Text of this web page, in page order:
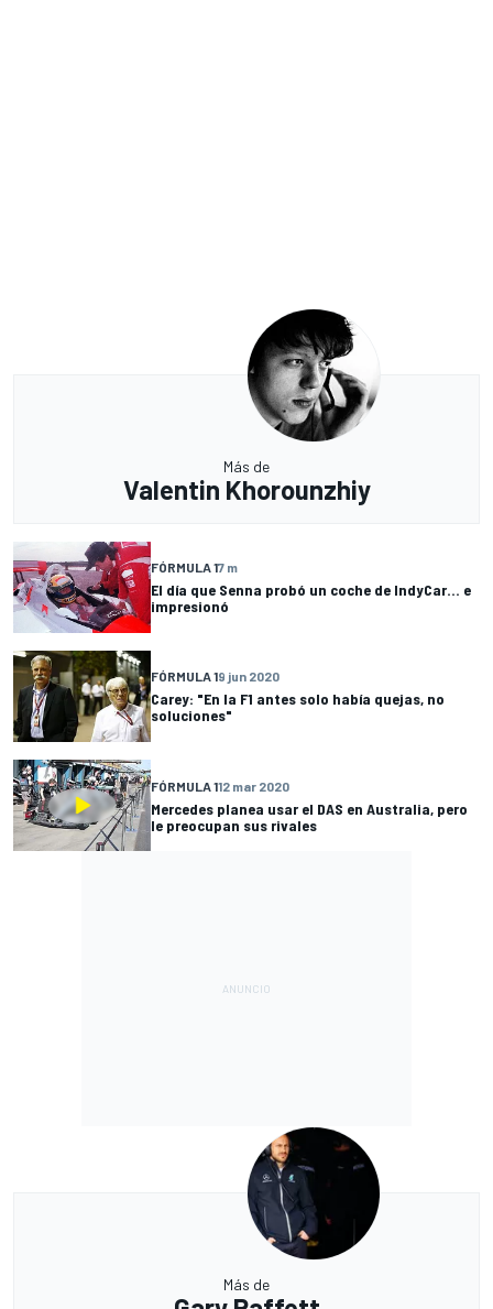
Más de
Valentin Khorounzhiy
FÓRMULA 17 m
El día que Senna probó un coche de IndyCar... e
impresionó
FÓRMULA 19 jun 2020
Carey: "En la F1 antes solo había quejas, no
soluciones"
FÓRMULA 112 mar 2020
Mercedes planea usar el DAS en Australia, pero
le preocupan sus rivales
Más de